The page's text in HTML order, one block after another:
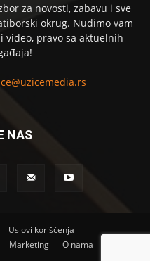
za novosti, zabavu i sve
okrug. Nudimo vam
pravo sa aktuelnih
NAS
Uslovi korišćenja
Marketing O nama